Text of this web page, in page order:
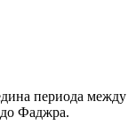
периода между
Фаджра.